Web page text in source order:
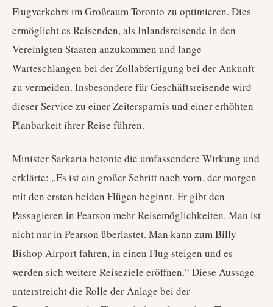
Flugverkehrs im Großraum Toronto zu optimieren. Dies
ermöglicht es Reisenden, als Inlandsreisende in den
Vereinigten Staaten anzukommen und lange
Warteschlangen bei der Zollabfertigung bei der Ankunft
zu vermeiden. Insbesondere für Geschäftsreisende wird
dieser Service zu einer Zeitersparnis und einer erhöhten
Planbarkeit ihrer Reise führen.
Minister Sarkaria betonte die umfassendere Wirkung und
erklärte: „Es ist ein großer Schritt nach vorn, der morgen
mit den ersten beiden Flügen beginnt. Er gibt den
Passagieren in Pearson mehr Reisemöglichkeiten. Man ist
nicht nur in Pearson überlastet. Man kann zum Billy
Bishop Airport fahren, in einen Flug steigen und es
werden sich weitere Reiseziele eröffnen.“ Diese Aussage
unterstreicht die Rolle der Anlage bei der